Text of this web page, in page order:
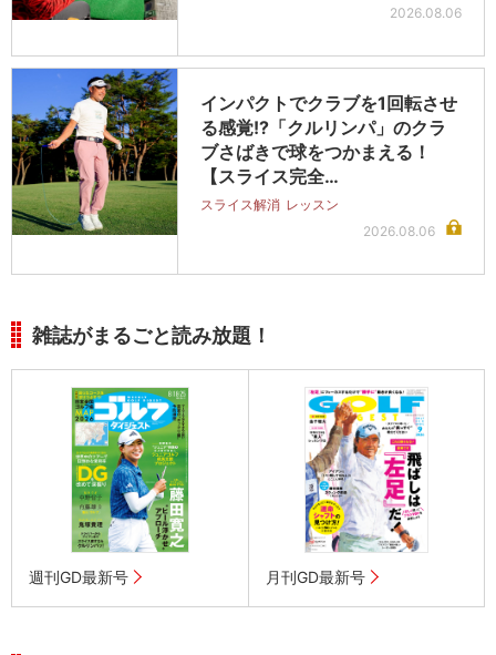
2026.08.06
インパクトでクラブを1回転させ
る感覚!?「クルリンパ」のクラ
ブさばきで球をつかまえる！
【スライス完全…
スライス解消 レッスン
2026.08.06
雑誌がまるごと読み放題！
週刊GD最新号 月刊GD最新号